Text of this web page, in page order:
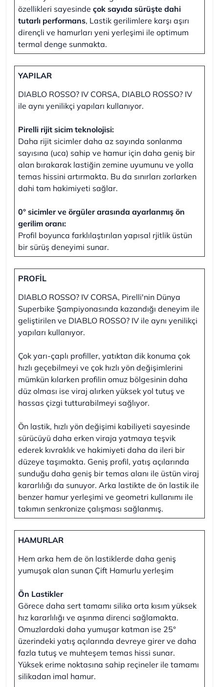
özellikleri sayesinde çok sayıda sürüşte dahi
tutarlı performans, Lastik gerilimlere karşı aşırı
dirençli ve hamurları yeni yerleşimi ile optimum
termal denge sunmakta.
YAPILAR
DIABLO ROSSO? IV CORSA, DIABLO ROSSO? IV
ile aynı yenilikçi yapıları kullanıyor.
Pirelli rijit sicim teknolojisi:
Daha rijit sicimler daha az sayında sonlanma
sayısına (uca) sahip ve hamur için daha geniş bir
alan bırakarak lastiğin zemine uyumunu ve yolla
temas hissini artırmakta. Bu da sınırları zorlarken
dahi tam hakimiyeti sağlar.
0° sicimler ve örgüler arasında ayarlanmış ön
gerilim oranı:
Profil boyunca farklılaştırılan yapısal rjitlik üstün
bir sürüş deneyimi sunar.
PROFİL
DIABLO ROSSO? IV CORSA, Pirelli'nin Dünya
Superbike Şampiyonasında kazandığı deneyim ile
geliştirilen ve DIABLO ROSSO? IV ile aynı yenilikçi
yapıları kullanıyor.
Çok yarı-çaplı profiller, yatıktan dik konuma çok
hızlı geçebilmeyi ve çok hızlı yön değişimlerini
mümkün kılarken profilin omuz bölgesinin daha
düz olması ise viraj alırken yüksek yol tutuş ve
hassas çizgi tutturabilmeyi sağlıyor.
Ön lastik, hızlı yön değişimi kabiliyeti sayesinde
sürücüyü daha erken viraja yatmaya teşvik
ederek kıvraklık ve hakimiyeti daha da ileri bir
düzeye taşımakta. Geniş profil, yatış açılarında
sunduğu daha geniş bir temas alanı ile üstün viraj
kararlılığı da sunuyor. Arka lastikte de ön lastik ile
benzer hamur yerleşimi ve geometri kullanımı ile
takımın senkronize çalışması sağlanmış.
HAMURLAR
Hem arka hem de ön lastiklerde daha geniş
yumuşak alan sunan Çift Hamurlu yerleşim
Ön Lastikler
Görece daha sert tamamı silika orta kısım yüksek
hız kararlılığı ve aşınma direnci sağlamakta.
Omuzlardaki daha yumuşar katman ise 25°
üzerindeki yatış açılarında devreye girer ve daha
fazla tutuş ve muhteşem temas hissi sunar.
Yüksek erime noktasına sahip reçineler ile tamamı
silikadan imal hamur.